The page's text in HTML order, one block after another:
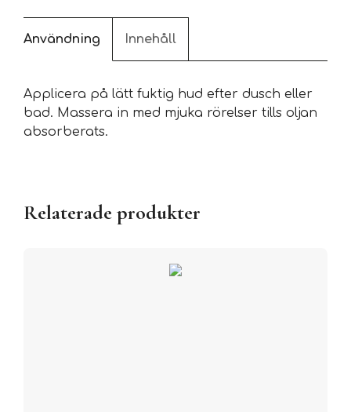
Användning Innehåll
Applicera på lätt fuktig hud efter dusch eller
bad. Massera in med mjuka rörelser tills oljan
absorberats.
Relaterade produkter